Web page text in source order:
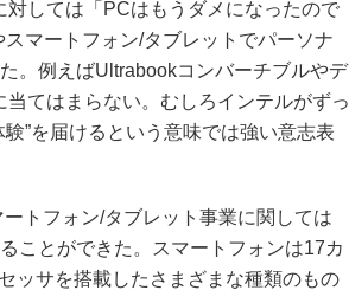
しては「PCはもうダメになったので
マートフォン/タブレットでパーソナ
。例えばUltrabookコンバーチブルやデ
てはまらない。むしろインテルがずっ
”を届けるという意味では強い意志表
トフォン/タブレット事業に関しては
ことができた。スマートフォンは17カ
ッサを搭載したさまざまな種類のもの